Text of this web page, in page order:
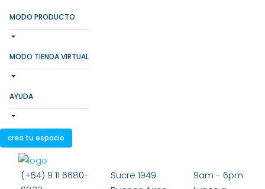
MODO PRODUCTO
MODO TIENDA VIRTUAL
AYUDA
crea tu espacio
(+54) 9 11 6680-
Sucre 1949
9am - 6pm